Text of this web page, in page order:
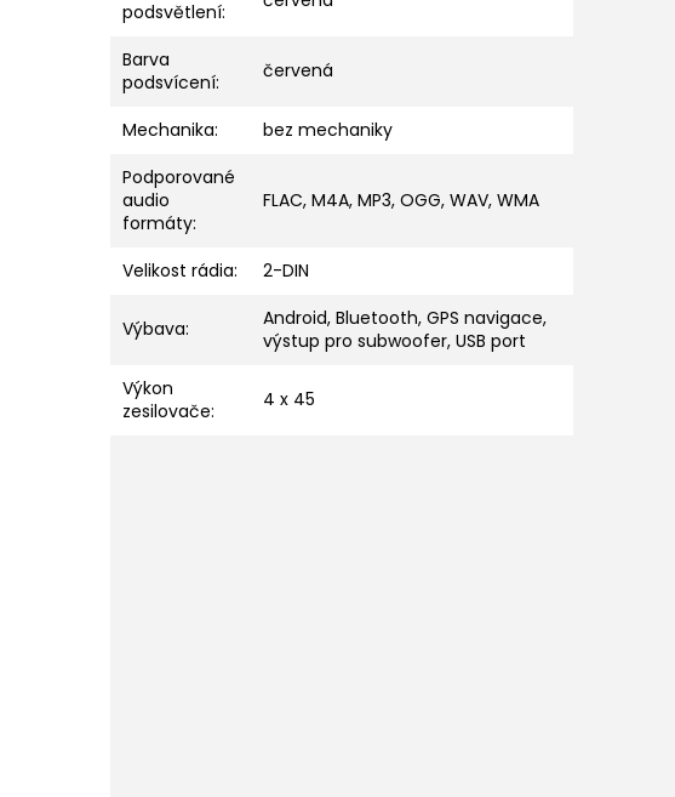
podsvětlení:
Barva
podsvícení: červená
Mechanika:
bez mechaniky
Podporované
audio
formáty:
FLAC, M4A, MP3, OGG, WAV, WMA
Velikost rádia: 2-DIN
Výbava:
Android, Bluetooth, GPS navigace,
výstup pro subwoofer, USB port
Výkon
zesilovače: 4 x 45